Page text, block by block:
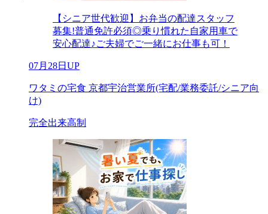
【シニア世代歓迎】お弁当の配達スタッフ
募集!普通免許必須◎乗り慣れた自家用車で
安心配達♪ご夫婦でご一緒にお仕事も可！
07月28日UP
ワタミの宅食 京都宇治営業所(宅配/業務委託/シニア向
け)
完全出来高制